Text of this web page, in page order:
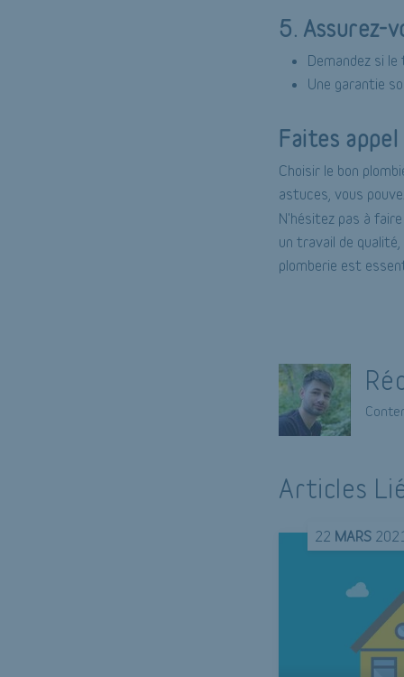
5. Assurez-
Demandez si
Une garantie
Faites
Choisir le bon
astuces, vous
N'hésitez pas à faire
un travail de
plomberie est
Articles
22 MARS 2021